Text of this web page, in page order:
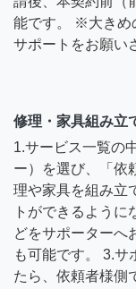
能です。 ※大きめ
サポートをお願い
修理・家具組み立
1.サービス一覧の
ー）を選び、「依
理や家具を組み立
トができるよう
どをサポーターへ
も可能です。 3.サ
たら、依頼者様側